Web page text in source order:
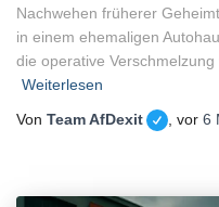
Nachwehen früherer
in einem ehemaligen
die operative
Weiterlesen
Von Team AfDexit , vor 6